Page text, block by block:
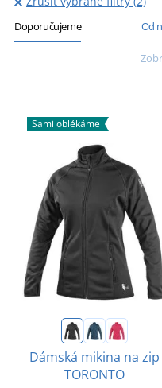
Doporučujeme Od
Sami oblékáme
Dámská mikina na zip
TORONTO